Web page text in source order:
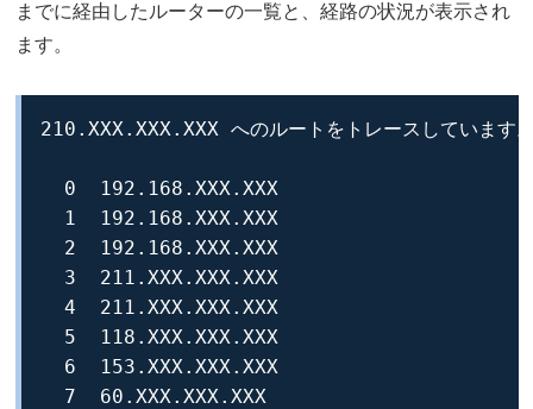
までに経由したルーターの一覧と、経路の状況が表示され
ます。
210.XXX.XXX.XXX へのルートをトレースしています
  0  192.168.XXX.XXX
  1  192.168.XXX.XXX
  2  192.168.XXX.XXX
  3  211.XXX.XXX.XXX
  4  211.XXX.XXX.XXX
  5  118.XXX.XXX.XXX
  6  153.XXX.XXX.XXX
  7  60.XXX.XXX.XXX